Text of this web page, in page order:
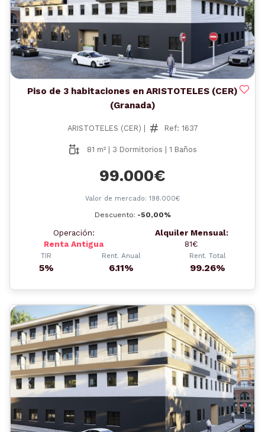
Anterior
Piso de 3 habitaciones en ARISTOTELES (CER)
(Granada)
ARISTOTELES (CER) | Ref: 1637
81 m² | 3 Dormitorios | 1 Baños
99.000€
Valor de mercado: 198.000€
Descuento: -50,00%
Operación:
Renta Antigua
Alquiler Mensual:
81€
TIR
5%
Rent. Anual
6.11%
Rent. Total
99.26%
Anterior